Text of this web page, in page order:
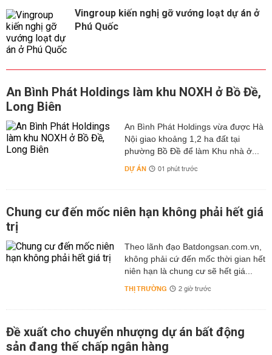
Vingroup kiến nghị gỡ vướng loạt dự án ở
Phú Quốc
An Bình Phát Holdings làm khu NOXH ở Bồ Đề,
Long Biên
An Bình Phát Holdings vừa được Hà
Nội giao khoảng 1,2 ha đất tại
phường Bồ Đề để làm Khu nhà ở...
DỰ ÁN 01 phút trước
Chung cư đến mốc niên hạn không phải hết giá
trị
Theo lãnh đạo Batdongsan.com.vn,
không phải cứ đến mốc thời gian hết
niên hạn là chung cư sẽ hết giá...
THỊ TRƯỜNG 2 giờ trước
Đề xuất cho chuyển nhượng dự án bất động
sản đang thế chấp ngân hàng